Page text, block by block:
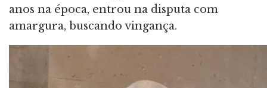
anos na época, entrou na disputa com
amargura, buscando vingança.